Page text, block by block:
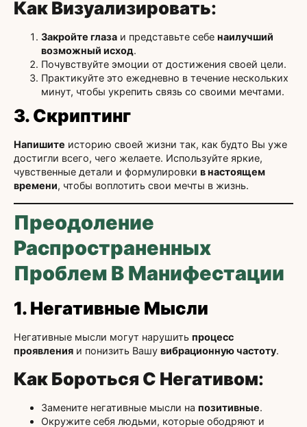
Как Визуализировать:
Закройте глаза и представьте себе наилучший
возможный исход.
Почувствуйте эмоции от достижения своей цели.
Практикуйте это ежедневно в течение нескольких
минут, чтобы укрепить связь со своими мечтами.
3. Скриптинг
Напишите историю своей жизни так, как будто Вы уже
достигли всего, чего желаете. Используйте яркие,
чувственные детали и формулировки в настоящем
времени, чтобы воплотить свои мечты в жизнь.
Преодоление
Распространенных
Проблем В Манифестации
1. Негативные Мысли
Негативные мысли могут нарушить процесс
проявления и понизить Вашу вибрационную частоту.
Как Бороться С Негативом:
Замените негативные мысли на позитивные.
Окружите себя людьми, которые ободряют и